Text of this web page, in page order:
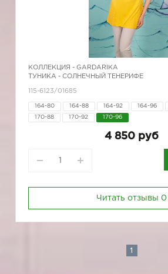
КОЛЛЕКЦИЯ - GARDARIKA
ТУНИКА - СОЛНЕЧНЫЙ ТЕНЕРИФЕ
115-6123/01685
164-80 164-88 164-92 164-96
170-88 170-92 170-96
4 850 руб
Читать отзывы 0
1